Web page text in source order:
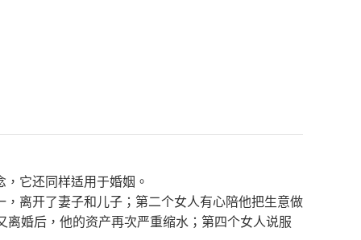
它还同样适用于婚姻。
离开了妻子和儿子；第二个女人有心陪他把生意做
婚后，他的资产再次严重缩水；第四个女人说服